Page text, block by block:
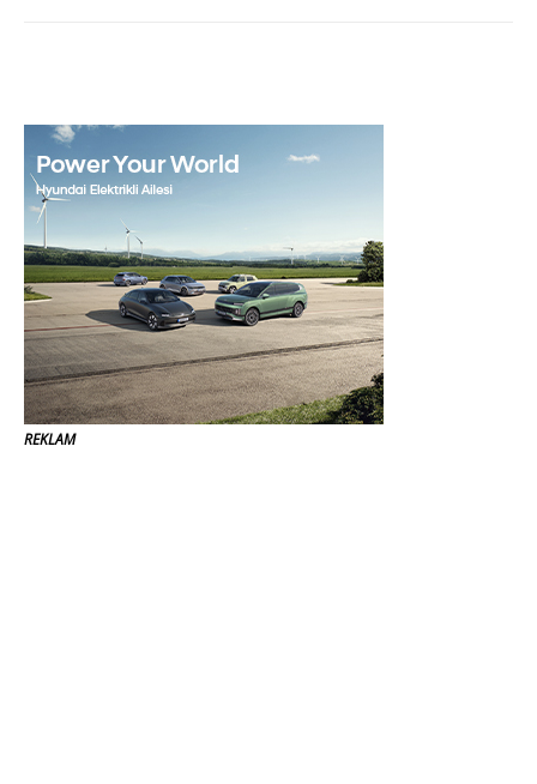
REKLAM